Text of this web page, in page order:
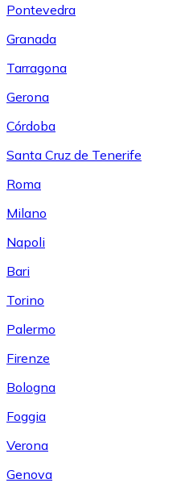
Pontevedra
Granada
Tarragona
Gerona
Córdoba
Santa Cruz de Tenerife
Roma
Milano
Napoli
Bari
Torino
Palermo
Firenze
Bologna
Foggia
Verona
Genova